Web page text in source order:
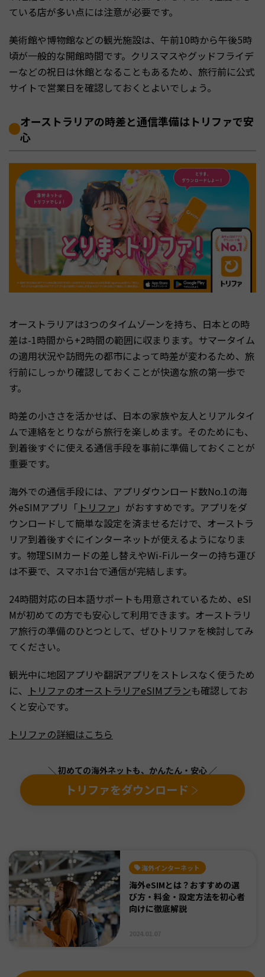
ている店が多い点には注意が必要です。
美術館や博物館などの観光施設は、午前10時から午後5時
頃が一般的な開館時間です。クリスマスやグッドフライデ
ーなどの祝日は休館となることもあるため、旅行前に公式
サイトで営業日を確認しておくとよいでしょう。
オーストラリアの時差と通信準備はトリファで安
心
オーストラリアは3つのタイムゾーンを持ち、日本との時
差は-1時間から+2時間の範囲に収まります。サマータイム
の適用状況や訪問先の都市によって時差が変わるため、旅
行前にしっかり確認しておくことが快適な旅の第一歩で
す。
時差の小ささを活かせば、日本の家族や友人とリアルタイ
ムで連絡をとりながら旅行を楽しめます。そのためにも、
到着後すぐに使える通信手段を事前に準備しておくことが
重要です。
海外での通信手段には、アプリダウンロード数No.1の海
外eSIMアプリ「 トリファ 」がおすすめです。アプリをダ
ウンロードして簡単な設定を済ませるだけで、オーストラ
リア到着後すぐにインターネットが使えるようになりま
す。物理SIMカードの差し替えやWi-Fiルーターの持ち運び
は不要で、スマホ1台で通信が完結します。
24時間対応の日本語サポートも用意されているため、eSI
Mが初めての方でも安心して利用できます。オーストラリ
ア旅行の準備のひとつとして、ぜひトリファを検討してみ
てください。
観光中に地図アプリや翻訳アプリをストレスなく使うため
に、
トリファのオーストラリアeSIMプランも確認してお
くと安心です。
トリファの詳細はこちら
＼ 初めての海外ネットも、かんたん・安心 ／
トリファをダウンロード
海外インターネット
海外eSIMとは？おすすめの選
び方・料金・設定方法を初心者
向けに徹底解説